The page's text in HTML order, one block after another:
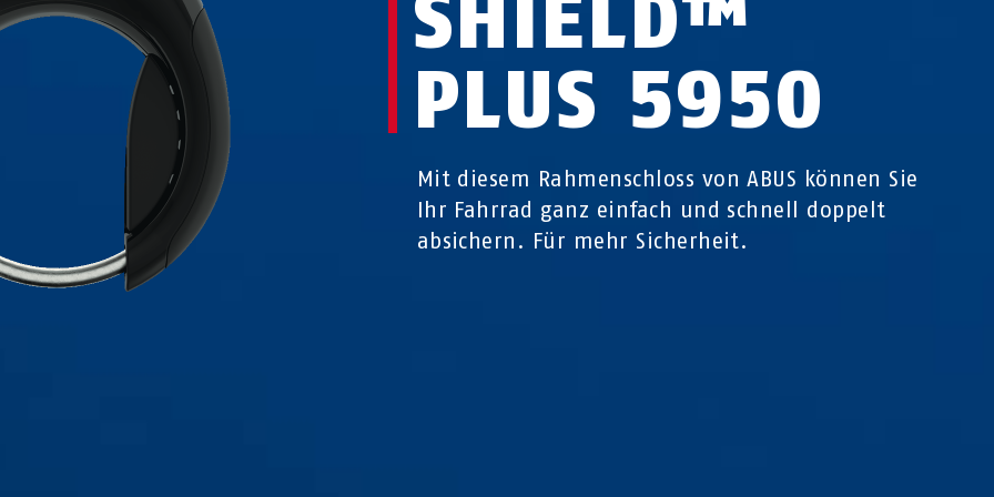
SHIELD™
PLUS 5950
Mit diesem Rahmenschloss von ABUS können Sie
Ihr Fahrrad ganz einfach und schnell doppelt
absichern. Für mehr Sicherheit.